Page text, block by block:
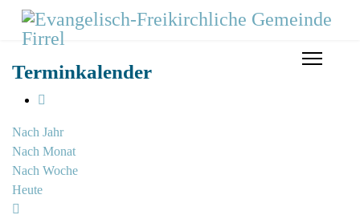
Terminkalender
Nach Jahr
Nach Monat
Nach Woche
Heute